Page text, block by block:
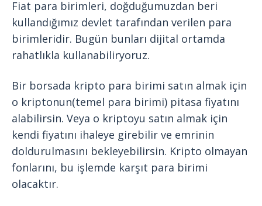
Fiat para birimleri, doğduğumuzdan beri
kullandığımız devlet tarafından verilen para
birimleridir. Bugün bunları dijital ortamda
rahatlıkla kullanabiliryoruz.
Bir borsada kripto para birimi satın almak için
o kriptonun(temel para birimi) pitasa fiyatını
alabilirsin. Veya o kriptoyu satın almak için
kendi fiyatını ihaleye girebilir ve emrinin
doldurulmasını bekleyebilirsin. Kripto olmayan
fonlarını, bu işlemde karşıt para birimi
olacaktır.